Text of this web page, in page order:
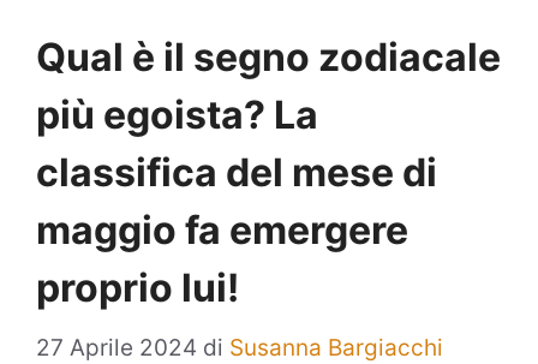
Qual è il segno zodiacale
più egoista? La
classifica del mese di
maggio fa emergere
proprio lui!
27 Aprile 2024 di Susanna Bargiacchi